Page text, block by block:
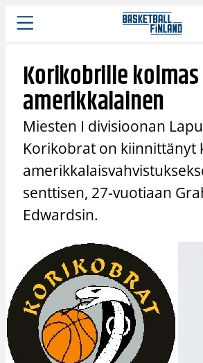
Siirry
sisältöön
Korikobrille kolmas
amerikkalainen
Miesten I divisioonan
Korikobrat on kiinnittänyt
senttisen, 27-vuotiaan
Edwardsin.